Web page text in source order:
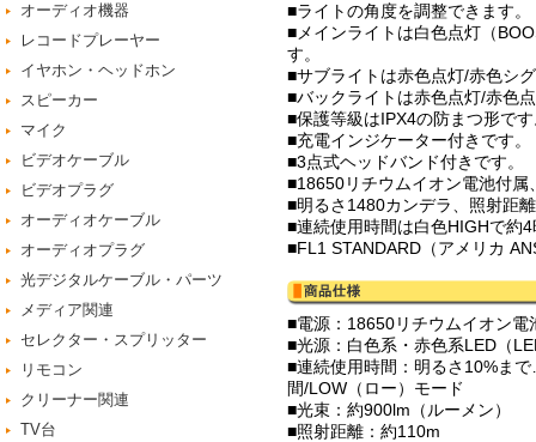
オーディオ機器
レコードプレーヤー
イヤホン・ヘッドホン
スピーカー
マイク
ビデオケーブル
ビデオプラグ
オーディオケーブル
オーディオプラグ
光デジタルケーブル・パーツ
メディア関連
セレクター・スプリッター
リモコン
クリーナー関連
TV台
■ライトの角度を調整できます。
■メインライトは白色点灯（
す。
■サブライトは赤色点灯/赤色シ
■バックライトは赤色点灯/赤色
■保護等級はIPX4の防まつ形で
■充電インジケーター付きです。
■3点式ヘッドバンド付きです。
■18650リチウムイオン電池付
■明るさ1480カンデラ、照射距
■連続使用時間は白色HIGHで約
■FL1 STANDARD（アメリカ
■電源：18650リチウムイオン電
■光源：白色系・赤色系LED（
■連続使用時間：明るさ10%ま
間/LOW（ロー）モード
■光束：約900lm（ルーメン）
■照射距離：約110m